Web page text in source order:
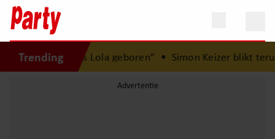
Trending
is Lola geboren” •Simon Keizer blikt terug op donkere